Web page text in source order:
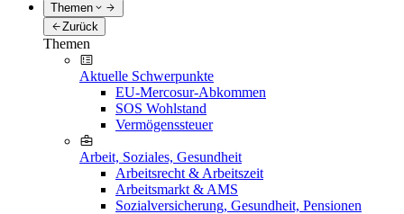
Themen
Zurück
Themen
Aktuelle Schwerpunkte
EU-Mercosur-Abkommen
SOS Wohlstand
Vermögenssteuer
Arbeit, Soziales, Gesundheit
Arbeitsrecht & Arbeitszeit
Arbeitsmarkt & AMS
Sozialversicherung, Gesundheit, Pensionen